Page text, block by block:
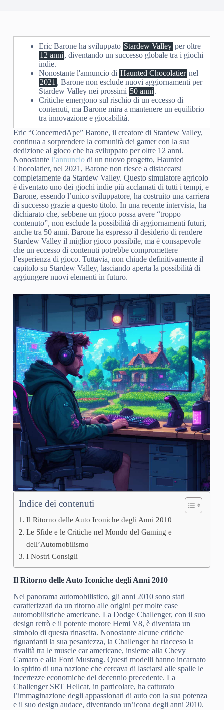
Eric Barone ha sviluppato Stardew Valley per oltre
12 anni , diventando un successo globale tra i giochi
indie.
Nonostante l'annuncio di Haunted Chocolatier nel
2021 , Barone non esclude nuovi aggiornamenti per
Stardew Valley nei prossimi 50 anni .
Critiche emergono sul rischio di un eccesso di
contenuti, ma Barone mira a mantenere un equilibrio
tra innovazione e giocabilità.
Eric “ConcernedApe” Barone, il creatore di Stardew Valley,
continua a sorprendere la comunità dei gamer con la sua
dedizione al gioco che ha sviluppato per oltre 12 anni.
Nonostante l’annunciodi un nuovo progetto, Haunted
Chocolatier, nel 2021, Barone non riesce a distaccarsi
completamente da Stardew Valley. Questo simulatore agricolo
è diventato uno dei giochi indie più acclamati di tutti i tempi, e
Barone, essendo l’unico sviluppatore, ha costruito una carriera
di successo grazie a questo titolo. In una recente intervista, ha
dichiarato che, sebbene un gioco possa avere “troppo
contenuto”, non esclude la possibilità di aggiornamenti futuri,
anche tra 50 anni. Barone ha espresso il desiderio di rendere
Stardew Valley il miglior gioco possibile, ma è consapevole
che un eccesso di contenuti potrebbe compromettere
l’esperienza di gioco. Tuttavia, non chiude definitivamente il
capitolo su Stardew Valley, lasciando aperta la possibilità di
aggiungere nuovi elementi in futuro.
Indice dei contenuti
Il Ritorno delle Auto Iconiche degli Anni 2010
Le Sfide e le Critiche nel Mondo del Gaming e
dell’Automobilismo
I Nostri Consigli
Il Ritorno delle Auto Iconiche degli Anni 2010
Nel panorama automobilistico, gli anni 2010 sono stati
caratterizzati da un ritorno alle origini per molte case
automobilistiche americane. La Dodge Challenger, con il suo
design retrò e il potente motore Hemi V8, è diventata un
simbolo di questa rinascita. Nonostante alcune critiche
riguardanti la sua pesantezza, la Challenger ha riacceso la
rivalità tra le muscle car americane, insieme alla Chevy
Camaro e alla Ford Mustang. Questi modelli hanno incarnato
lo spirito di una nazione che cercava di lasciarsi alle spalle le
incertezze economiche del decennio precedente. La
Challenger SRT Hellcat, in particolare, ha catturato
l’immaginazione degli appassionati di auto con la sua potenza
e il suo design audace, diventando un’icona degli anni 2010.